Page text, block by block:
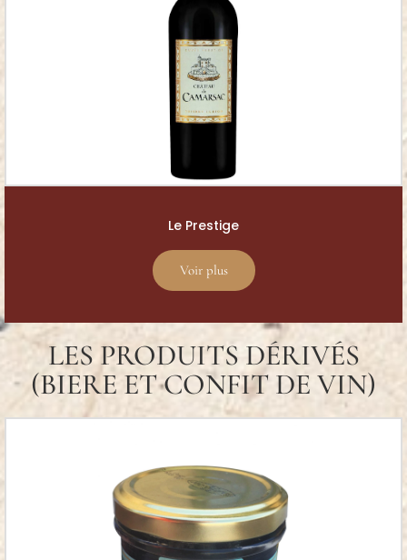
Le Prestige
Voir plus
LES PRODUITS DÉRIVÉS
(BIERE ET CONFIT DE VIN)